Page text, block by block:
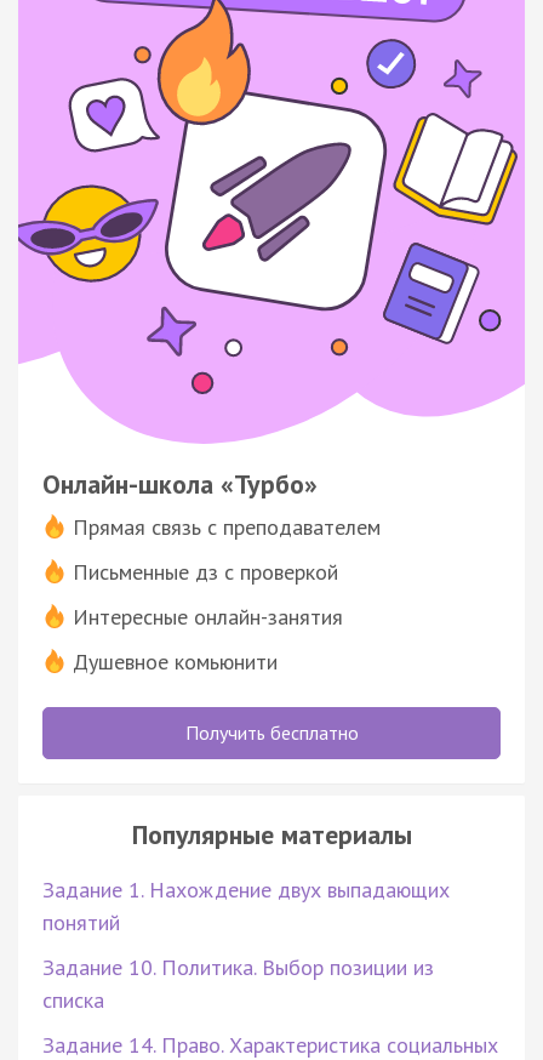
Онлайн-школа «Турбо»
Прямая связь с преподавателем
Письменные дз с проверкой
Интересные онлайн-занятия
Душевное комьюнити
Получить бесплатно
Популярные материалы
Задание 1. Нахождение двух выпадающих
понятий
Задание 10. Политика. Выбор позиции из
списка
Задание 14. Право. Характеристика социальных